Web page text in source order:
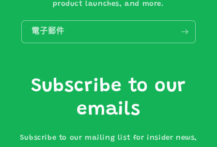
product launches, and more.
電子郵件
Subscribe to our
emails
Subscribe to our mailing list for insider news,